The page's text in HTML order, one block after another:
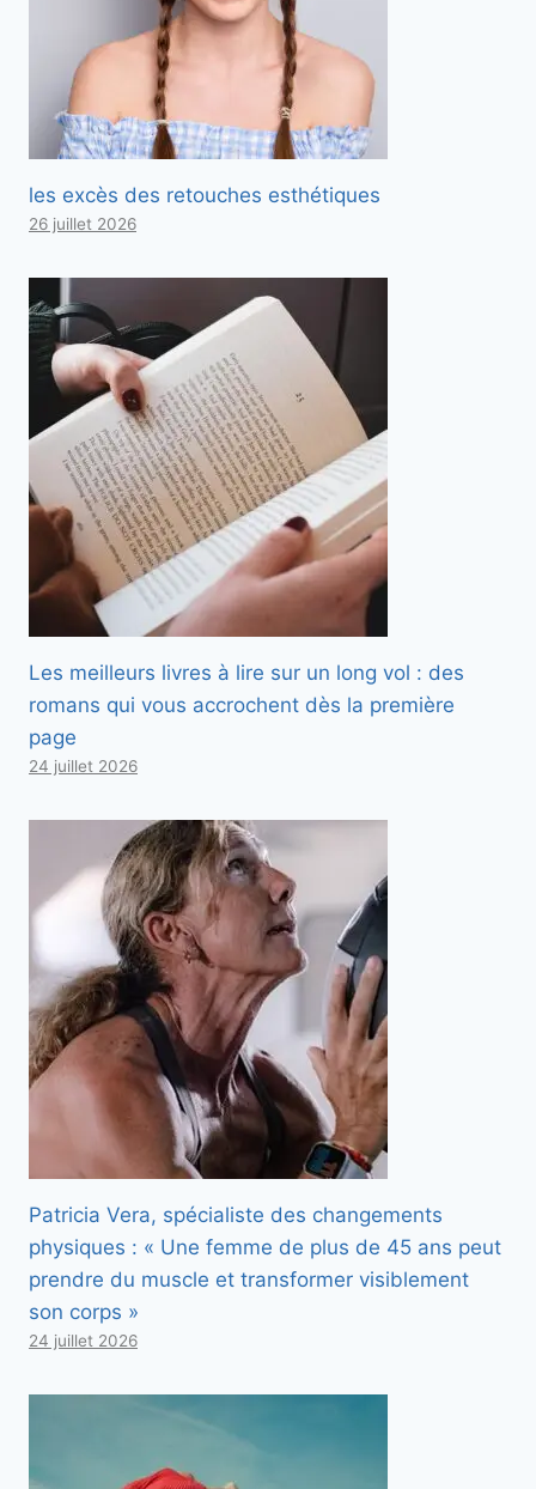
les excès des retouches esthétiques
26 juillet 2026
Les meilleurs livres à lire sur un long vol : des
romans qui vous accrochent dès la première
page
24 juillet 2026
Patricia Vera, spécialiste des changements
physiques : « Une femme de plus de 45 ans peut
prendre du muscle et transformer visiblement
son corps »
24 juillet 2026